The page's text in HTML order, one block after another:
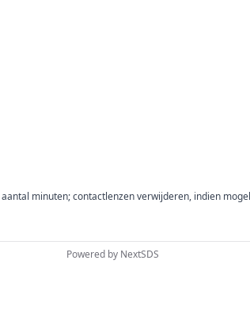
minuten; contactlenzen verwijderen, indien
Powered by NextSDS